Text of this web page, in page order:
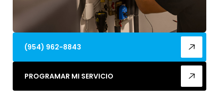
(954) 962-8843
PROGRAMAR MI SERVICIO